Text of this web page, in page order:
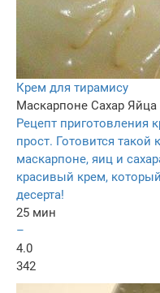
Крем для тирамису
Маскарпоне Сахар Яйца
Рецепт приготовления
прост. Готовится
маскарпоне, яиц и
красивый крем,
десерта!
25 мин
–
4.0
342